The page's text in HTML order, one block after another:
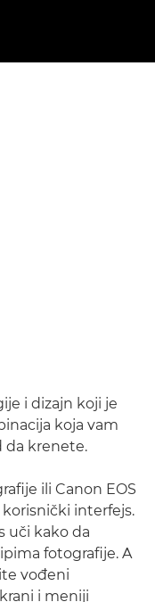
i dizajn koji je
koja vam
da krenete.
ili Canon EOS
interfejs.
uči kako da
fotografije. A
vođeni
i meniji